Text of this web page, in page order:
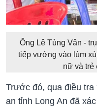
Ông Lê Tùng Vân -
tiếp vướng vào lùm
nữ và trẻ
Trước đó, qua điều tra
an tỉnh Long An đã